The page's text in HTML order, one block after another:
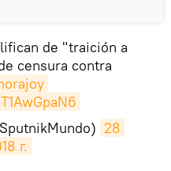
de "traición a
censura contra
28
г.